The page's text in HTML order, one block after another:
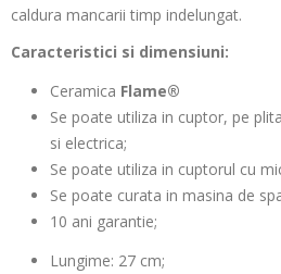
caldura mancarii timp indelungat.
Caracteristici si dimensiuni:
Ceramica Flame®
Se poate utiliza in cuptor, pe
si electrica;
Se poate utiliza in cuptorul cu
Se poate curata in masina de
10 ani garantie;
Lungime: 27 cm;